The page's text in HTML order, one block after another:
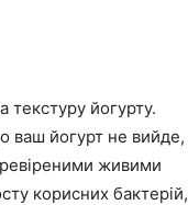
текстуру йогурту.
ваш йогурт не вийде,
живими
корисних бактерій,